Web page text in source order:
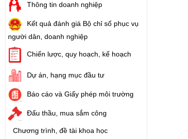
Thông tin doanh nghiệp
Kết quả đánh giá Bộ chỉ số phục vụ
người dân, doanh nghiệp
Chiến lược, quy hoạch, kế hoạch
Dự án, hạng mục đầu tư
Báo cáo và Giấy phép môi trường
Đấu thầu, mua sắm công
Chương trình, đề tài khoa học